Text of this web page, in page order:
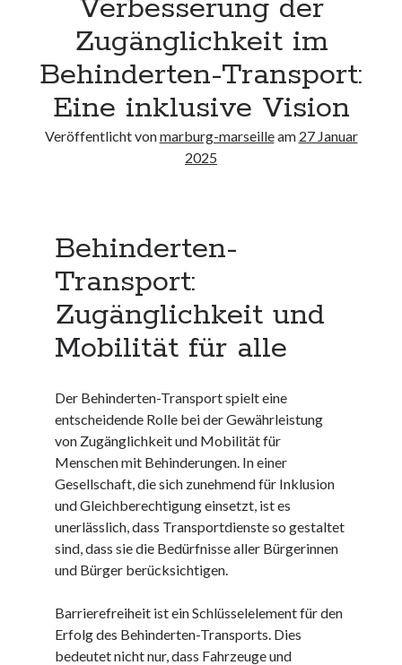
Neueste Kommentare
Keine Kommentare vorhanden.
Archiv
August 2026
Juli 2026
Februar 2026
Januar 2026
Dezember 2025
November 2025
September 2025
Juli 2025
Juni 2025
Mai 2025
April 2025
März 2025
Februar 2025
Januar 2025
Dezember 2024
November 2024
September 2024
August 2024
Juli 2024
Verbesserung der
Zugänglichkeit im
Behinderten-Transport:
Eine inklusive Vision
Veröffentlicht vonmarburg-marseilleam 27 Januar
2025
Behinderten-
Transport:
Zugänglichkeit und
Mobilität für alle
Der Behinderten-Transport spielt eine
entscheidende Rolle bei der Gewährleistung
von Zugänglichkeit und Mobilität für
Menschen mit Behinderungen. In einer
Gesellschaft, die sich zunehmend für Inklusion
und Gleichberechtigung einsetzt, ist es
unerlässlich, dass Transportdienste so gestaltet
sind, dass sie die Bedürfnisse aller Bürgerinnen
und Bürger berücksichtigen.
Barrierefreiheit ist ein Schlüsselelement für den
Erfolg des Behinderten-Transports. Dies
bedeutet nicht nur, dass Fahrzeuge und